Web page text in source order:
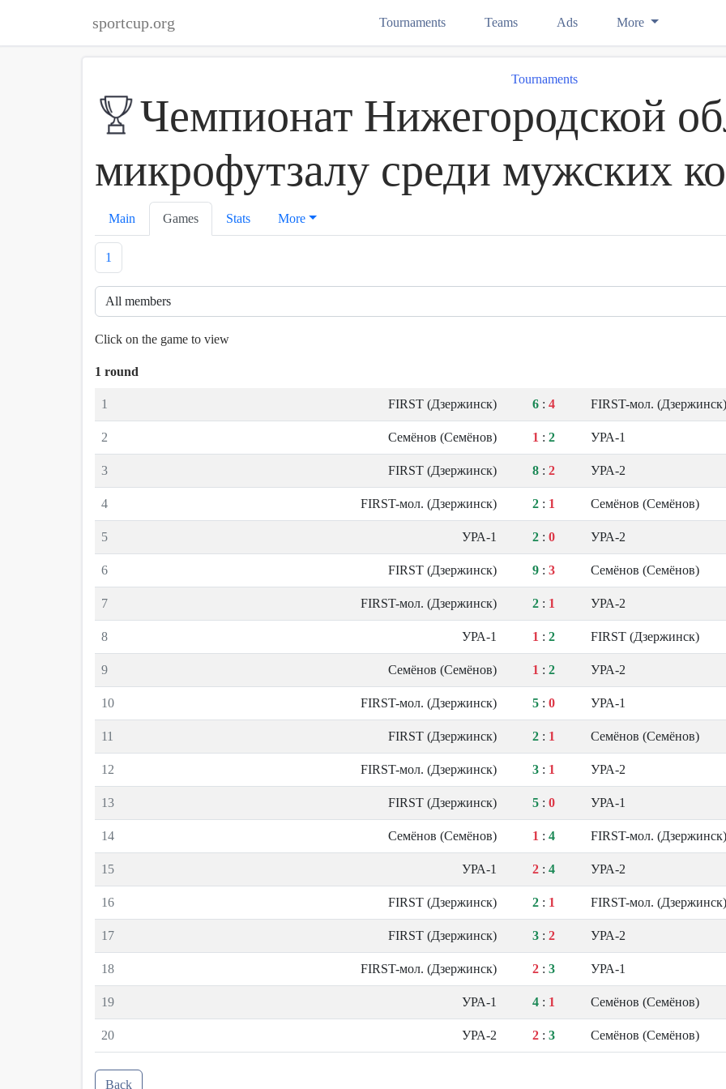
sportcup.org Tournaments Teams Ads More
Tournaments
Чемпионат Нижегородской
микрофутзалу среди мужских
Main Games Stats More
1
Click on the game to view
1 round
1 FIRST (Дзержинск) 6 : 4 FIRST-мол. (Дзержинск)
2 Семёнов (Семёнов) 1 : 2 УРА-1
3 FIRST (Дзержинск) 8 : 2 УРА-2
4 FIRST-мол. (Дзержинск) 2 : 1 Семёнов (Семёнов)
5 УРА-1 2 : 0 УРА-2
6 FIRST (Дзержинск) 9 : 3 Семёнов (Семёнов)
7 FIRST-мол. (Дзержинск) 2 : 1 УРА-2
8 УРА-1 1 : 2 FIRST (Дзержинск)
9 Семёнов (Семёнов) 1 : 2 УРА-2
10 FIRST-мол. (Дзержинск) 5 : 0 УРА-1
11 FIRST (Дзержинск) 2 : 1 Семёнов (Семёнов)
12 FIRST-мол. (Дзержинск) 3 : 1 УРА-2
13 FIRST (Дзержинск) 5 : 0 УРА-1
14 Семёнов (Семёнов) 1 : 4 FIRST-мол. (Дзержинск)
15 УРА-1 2 : 4 УРА-2
16 FIRST (Дзержинск) 2 : 1 FIRST-мол. (Дзержинск)
17 FIRST (Дзержинск) 3 : 2 УРА-2
18 FIRST-мол. (Дзержинск) 2 : 3 УРА-1
19 УРА-1 4 : 1 Семёнов (Семёнов)
20 УРА-2 2 : 3 Семёнов (Семёнов)
Back